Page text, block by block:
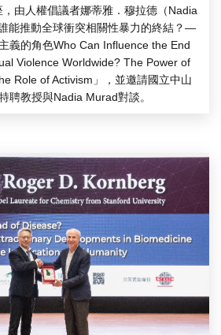
由人權倡議者娜蒂雅．穆拉德（Nadia
能推動全球衝突相關性暴力的終結？—
義的角色Who Can Influence the End
Violence Worldwide? The Power of
Role of Activism」，並邀請國立中山
聘教授與Nadia Murad對談。